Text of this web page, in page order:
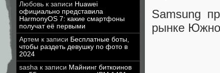
Любовь к записи Huawei
официально представила
HarmonyOS 7: какие смартфоны
получат её первыми
Артем к записи Бесплатные боты,
чтобы раздеть девушку по фото в
2024
sasha к записи Майнинг биткоинов
Samsung
рынке